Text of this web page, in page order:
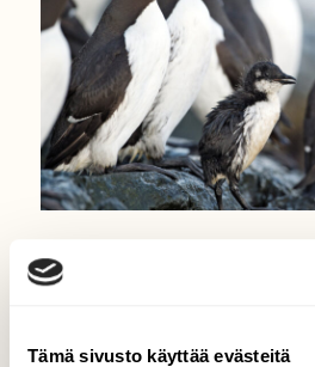
Tämä sivusto käyttää evästeitä
hypyn